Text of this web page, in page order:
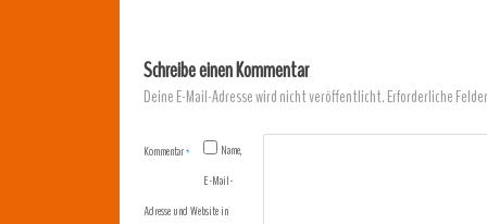
Schreibe einen Kommentar
Deine E-Mail-Adresse wird nicht veröffentlicht.Erforderliche
Kommentar*
Name,
E-Mail-
Adresse und Website in